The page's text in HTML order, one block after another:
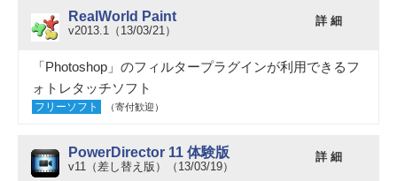
RealWorld Paint
v2013.1（13/03/21）
詳 細
「Photoshop」のフィルタープラグインが利用できるフ
ォトレタッチソフト
フリーソフト （寄付歓迎）
PowerDirector 11 体験版
v11（差し替え版）（13/03/19）
詳 細